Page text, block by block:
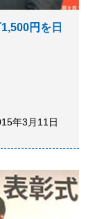
円を日
年3月11日